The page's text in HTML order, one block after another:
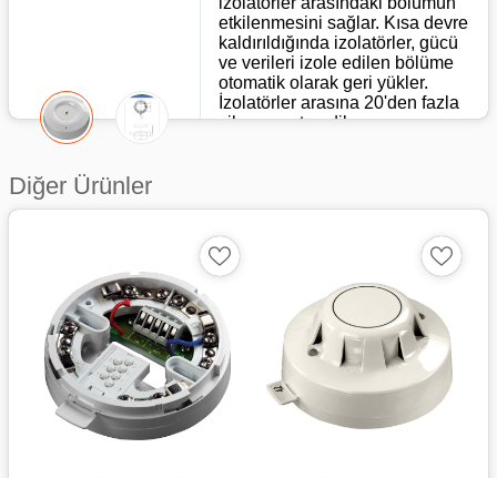
etkilenmesini sağlar. Kısa devre
kaldırıldığında izolatörler, gücü
ve verileri izole edilen bölüme
otomatik olarak geri yükler.
İzolatörler arasına 20'den fazla
cihaz monte edilemez.
Diğer Ürünler